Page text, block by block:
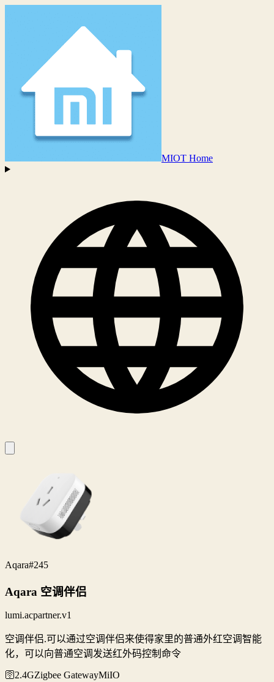
MIOT Home
Aqara#245
Aqara 空调伴侣
lumi.acpartner.v1
空调伴侣.可以通过空调伴侣来使得家里的普通外红空调智能
化，可以向普通空调发送红外码控制命令
🛜2.4GZigbee GatewayMiIO